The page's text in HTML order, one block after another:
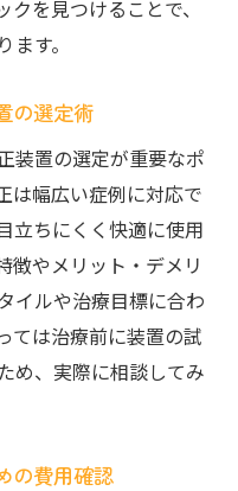
を見つけることで、
す。
の選定術
装置の選定が重要なポ
は幅広い症例に対応で
立ちにくく快適に使用
徴やメリット・デメリ
イルや治療目標に合わ
ては治療前に装置の試
め、実際に相談してみ
の費用確認